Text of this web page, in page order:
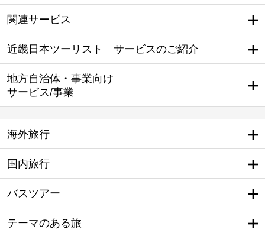
関連サービス
近畿日本ツーリスト サービスのご紹介
地方自治体・事業向け
サービス/事業
海外旅行
国内旅行
バスツアー
テーマのある旅